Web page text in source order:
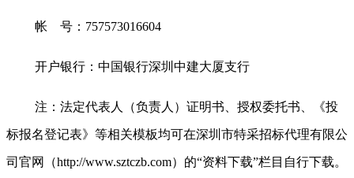
帐 号：757573016604
开户银行：中国银行深圳中建大厦支行
注：法定代表人（负责人）证明书、授权委托书、《投
标报名登记表》等相关模板均可在深圳市特采招标代理有限公
司官网（http://www.sztczb.com）的“资料下载”栏目自行下载。